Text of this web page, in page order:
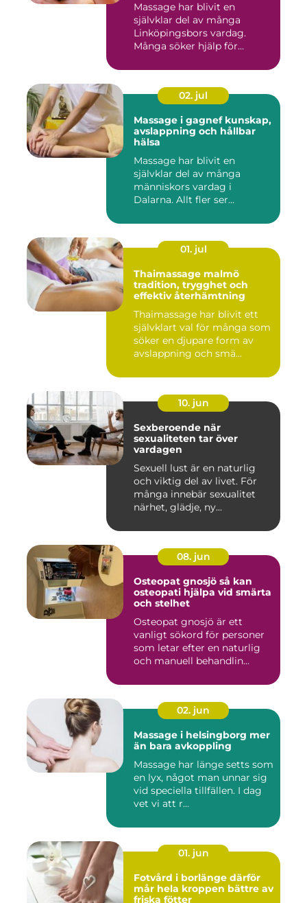
Massage har blivit en
självklar del av många
Linköpingsbors vardag.
Många söker hjälp för
02. jul
Massage i gagnef kunskap,
avslappning och hållbar
hälsa
Massage har blivit en
självklar del av många
människors vardag i
Dalarna. Allt fler ser
01. jul
Thaimassage malmö
tradition, trygghet och
effektiv återhämtning
Thaimassage har blivit ett
självklart val för många som
söker en djupare form av
avslappning och smä...
10. jun
Sexberoende när
sexualiteten tar över
vardagen
Sexuell lust är en naturlig
och viktig del av livet. För
många innebär sexualitet
närhet, glädje, ny...
08. jun
Osteopat gnosjö så kan
osteopati hjälpa vid smärta
och stelhet
Osteopat gnosjö är ett
vanligt sökord för personer
som letar efter en naturlig
och manuell behandlin...
02. jun
Massage i helsingborg mer
än bara avkoppling
Massage har länge setts som
en lyx, något man unnar sig
vid speciella tillfällen. I dag
vet vi att r...
01. jun
Fotvård i borlänge därför
mår hela kroppen bättre av
friska fötter